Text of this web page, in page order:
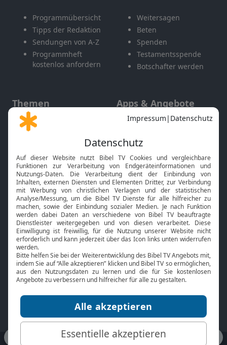
Programmübersicht
Tipps der Redaktion
Sendungen von A-Z
Programmheft
kostenlos anfordern
Weitersagen
Beten
Spenden
Testamentsspende
Botschafter werden
Themen
Gott und Bibel erklärt
Neuigkeiten
Apps & Angebote
Mobile App
Smart TV
HbbTV
Bibelthek Online-Bibel
Nächster Gottesdienst
Bibel TV
Über uns
Jobs
Mediadaten
Service
Kontakt
TV-Empfang